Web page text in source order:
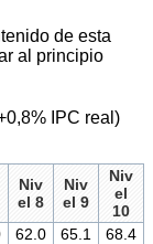
de esta
al principio
IPC real)
Niv
el 8
Niv
el 9
Niv
el
10
62.0
65.1
68.4